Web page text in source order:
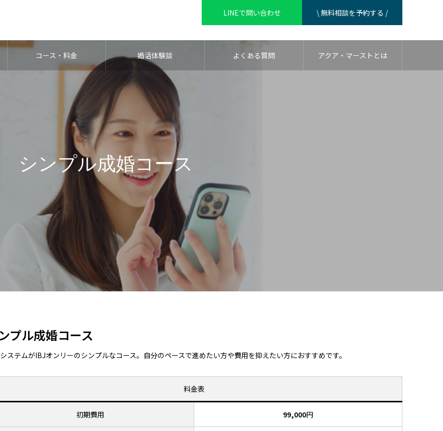
LINEで問い合わせ \ 無料相談を予約する /
コース・料金 婚活体験談 よくある質問 アクア・マーストとは
シンプル成婚コース
プル成婚コース
ステムがIBJオンリーのシンプルなコース。自分のペースで進めたい方や費用を抑えたい方におすすめです。
料金表
初期費用 99,000円